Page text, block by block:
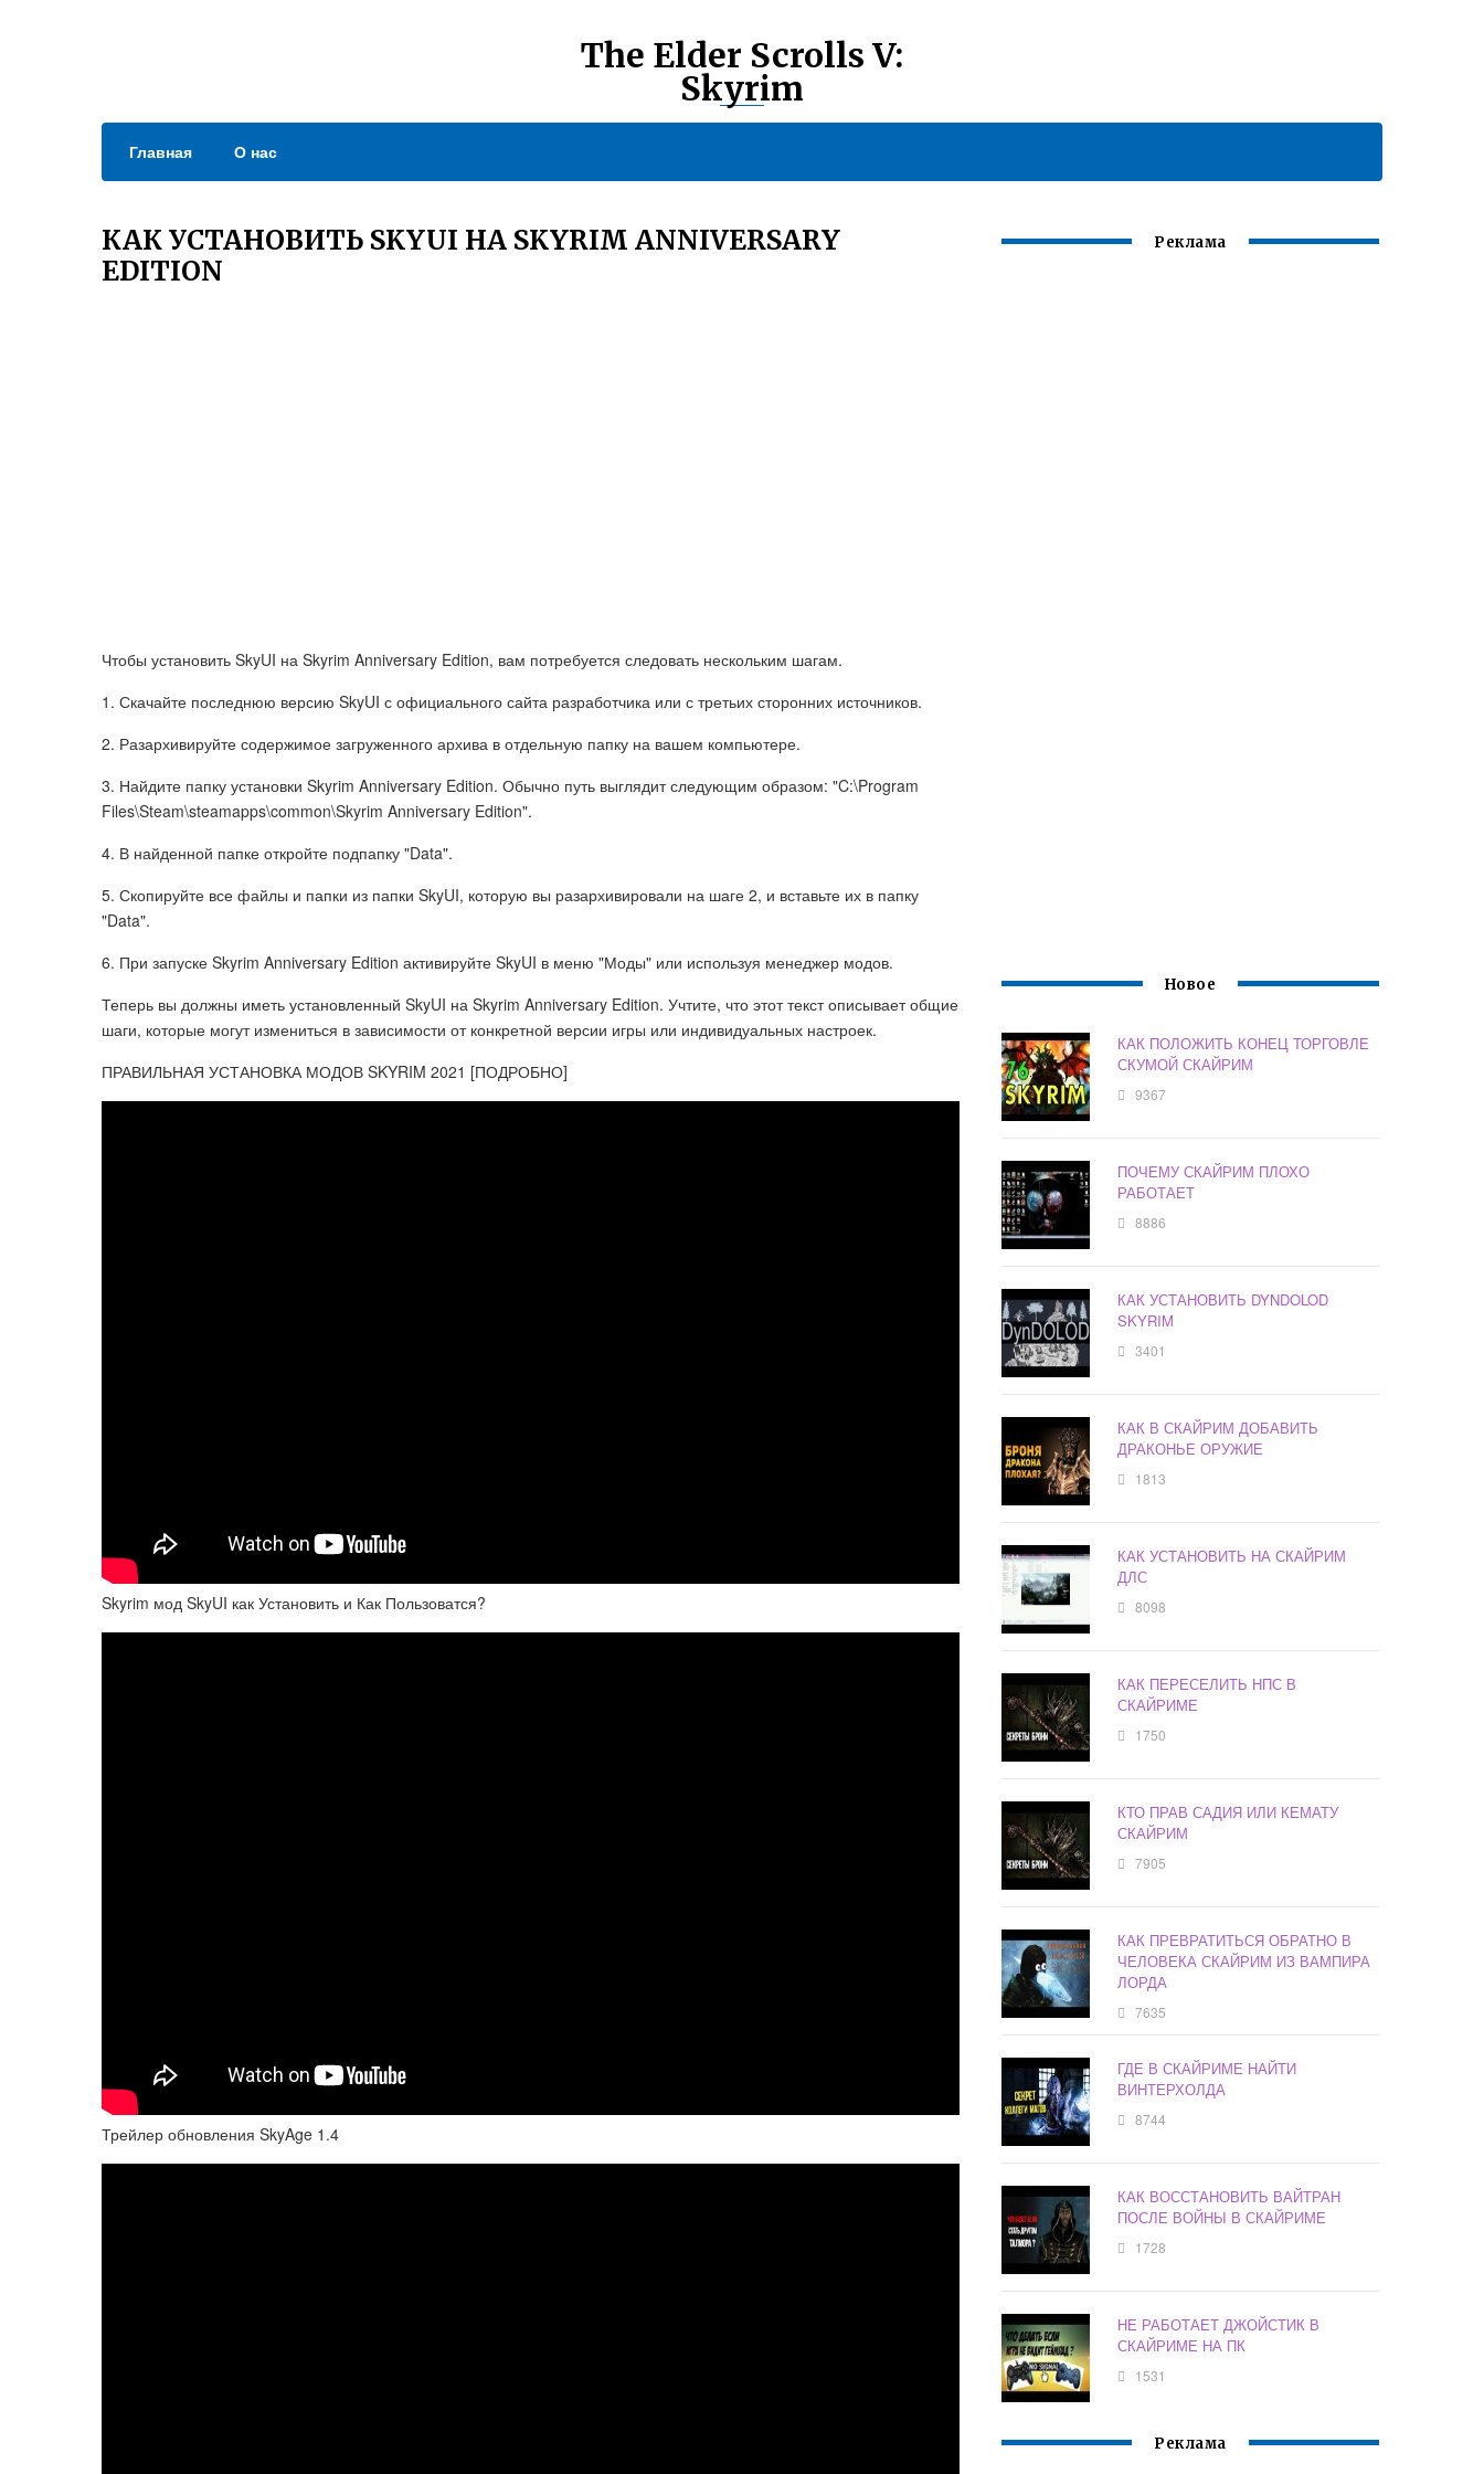
The Elder Scrolls V:
Skyrim
Главная О нас
КАК УСТАНОВИТЬ SKYUI НА SKYRIM ANNIVERSARY
EDITION
Чтобы установить SkyUI на Skyrim Anniversary Edition, вам потребуется следовать нескольким шагам.
1. Скачайте последнюю версию SkyUI с официального сайта разработчика или с третьих сторонних источников.
2. Разархивируйте содержимое загруженного архива в отдельную папку на вашем компьютере.
3. Найдите папку установки Skyrim Anniversary Edition. Обычно путь выглядит следующим образом: "C:\Program
Files\Steam\steamapps\common\Skyrim Anniversary Edition".
4. В найденной папке откройте подпапку "Data".
5. Скопируйте все файлы и папки из папки SkyUI, которую вы разархивировали на шаге 2, и вставьте их в папку
"Data".
6. При запуске Skyrim Anniversary Edition активируйте SkyUI в меню "Моды" или используя менеджер модов.
Теперь вы должны иметь установленный SkyUI на Skyrim Anniversary Edition. Учтите, что этот текст описывает общие
шаги, которые могут измениться в зависимости от конкретной версии игры или индивидуальных настроек.
ПРАВИЛЬНАЯ УСТАНОВКА МОДОВ SKYRIM 2021 [ПОДРОБНО]
Skyrim мод SkyUI как Установить и Как Пользоватся?
Трейлер обновления SkyAge 1.4
Реклама
Новое
КАК ПОЛОЖИТЬ КОНЕЦ ТОРГОВЛЕ
СКУМОЙ СКАЙРИМ
9367
ПОЧЕМУ СКАЙРИМ ПЛОХО
РАБОТАЕТ
8886
КАК УСТАНОВИТЬ DYNDOLOD
SKYRIM
3401
КАК В СКАЙРИМ ДОБАВИТЬ
ДРАКОНЬЕ ОРУЖИЕ
1813
КАК УСТАНОВИТЬ НА СКАЙРИМ
ДЛС
8098
КАК ПЕРЕСЕЛИТЬ НПС В
СКАЙРИМЕ
1750
КТО ПРАВ САДИЯ ИЛИ КЕМАТУ
СКАЙРИМ
7905
КАК ПРЕВРАТИТЬСЯ ОБРАТНО В
ЧЕЛОВЕКА СКАЙРИМ ИЗ ВАМПИРА
ЛОРДА
7635
ГДЕ В СКАЙРИМЕ НАЙТИ
ВИНТЕРХОЛДА
8744
КАК ВОССТАНОВИТЬ ВАЙТРАН
ПОСЛЕ ВОЙНЫ В СКАЙРИМЕ
1728
НЕ РАБОТАЕТ ДЖОЙСТИК В
СКАЙРИМЕ НА ПК
1531
Реклама